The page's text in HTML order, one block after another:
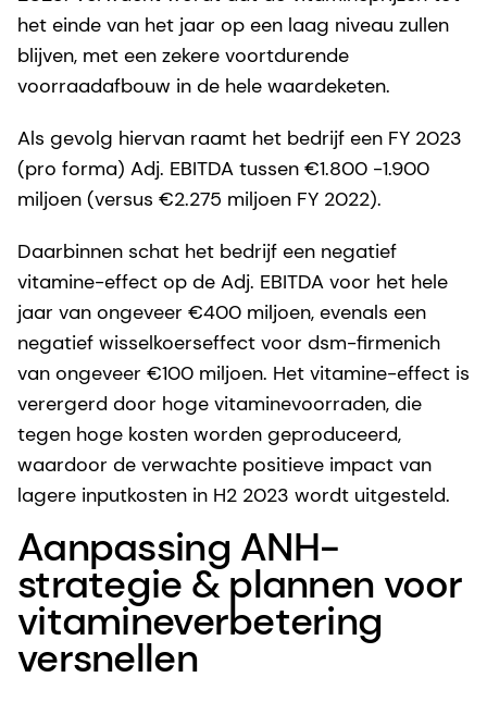
het einde van het jaar op een laag niveau zullen
blijven, met een zekere voortdurende
voorraadafbouw in de hele waardeketen.
Als gevolg hiervan raamt het bedrijf een FY 2023
(pro forma) Adj. EBITDA tussen €1.800 -1.900
miljoen (versus €2.275 miljoen FY 2022).
Daarbinnen schat het bedrijf een negatief
vitamine-effect op de Adj. EBITDA voor het hele
jaar van ongeveer €400 miljoen, evenals een
negatief wisselkoerseffect voor dsm-firmenich
van ongeveer €100 miljoen. Het vitamine-effect is
verergerd door hoge vitaminevoorraden, die
tegen hoge kosten worden geproduceerd,
waardoor de verwachte positieve impact van
lagere inputkosten in H2 2023 wordt uitgesteld.
Aanpassing ANH-
strategie & plannen voor
vitamineverbetering
versnellen